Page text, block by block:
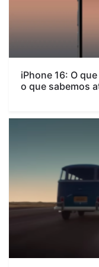
iPhone 16: O
o que sabemos